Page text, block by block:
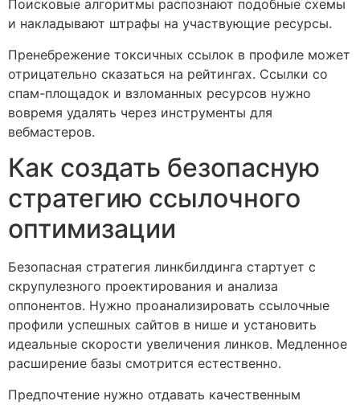
Поисковые алгоритмы распознают подобные схемы
и накладывают штрафы на участвующие ресурсы.
Пренебрежение токсичных ссылок в профиле может
отрицательно сказаться на рейтингах. Ссылки со
спам-площадок и взломанных ресурсов нужно
вовремя удалять через инструменты для
вебмастеров.
Как создать безопасную
стратегию ссылочного
оптимизации
Безопасная стратегия линкбилдинга стартует с
скрупулезного проектирования и анализа
оппонентов. Нужно проанализировать ссылочные
профили успешных сайтов в нише и установить
идеальные скорости увеличения линков. Медленное
расширение базы смотрится естественно.
Предпочтение нужно отдавать качественным